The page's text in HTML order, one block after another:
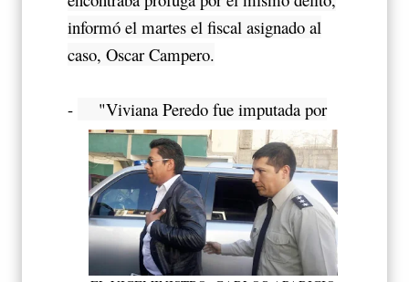
informó el martes el fiscal asignado al
caso, Oscar Campero.
- "Viviana Peredo fue imputada por